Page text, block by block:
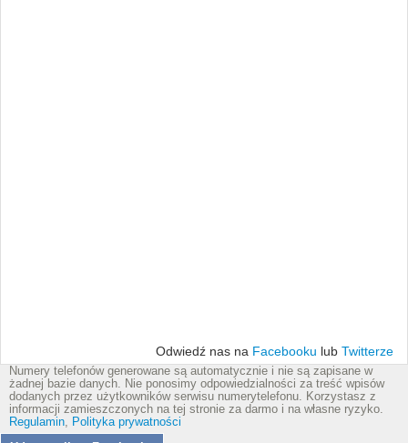
Odwiedź nas na Facebooku lub Twitterze
Numery telefonów generowane są automatycznie i nie są zapisane w
żadnej bazie danych. Nie ponosimy odpowiedzialności za treść wpisów
dodanych przez użytkowników serwisu numerytelefonu. Korzystasz z
informacji zamieszczonych na tej stronie za darmo i na własne ryzyko.
Regulamin, Polityka prywatności